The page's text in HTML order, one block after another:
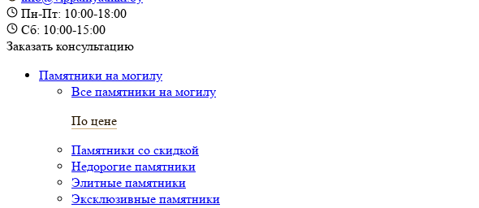
Пн-Пт: 10:00-18:00
Сб: 10:00-15:00
Заказать консультацию
Памятники на могилу
Все памятники на могилу
По цене
Памятники со скидкой
Недорогие памятники
Элитные памятники
Эксклюзивные памятники